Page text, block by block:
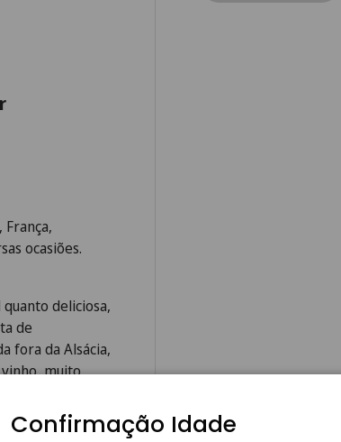
ocasiões.
deliciosa,
de
fora da Alsácia,
muito
Confirmação Idade